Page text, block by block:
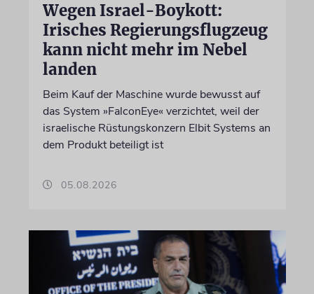
Wegen Israel-Boykott:
Irisches Regierungsflugzeug
kann nicht mehr im Nebel
landen
Beim Kauf der Maschine wurde bewusst auf
das System »FalconEye« verzichtet, weil der
israelische Rüstungskonzern Elbit Systems an
dem Produkt beteiligt ist
05.08.2026